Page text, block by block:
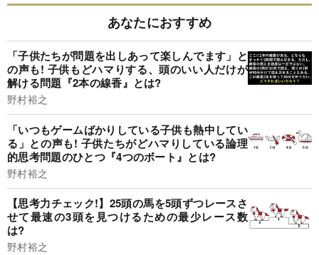
あなたにおすすめ
「子供たちが問題を出しあって楽しんでます」と
の声も! 子供もどハマりする、頭のいい人だけが
解ける問題『2本の線香』とは?
野村裕之
「いつもゲームばかりしている子供も熱中してい
る」との声も! 子供たちがどハマりしている論理
的思考問題のひとつ『4つのボート』とは?
野村裕之
【思考力チェック!】25頭の馬を5頭ずつレースさ
せて最速の3頭を見つけるための最少レース数
は?
野村裕之